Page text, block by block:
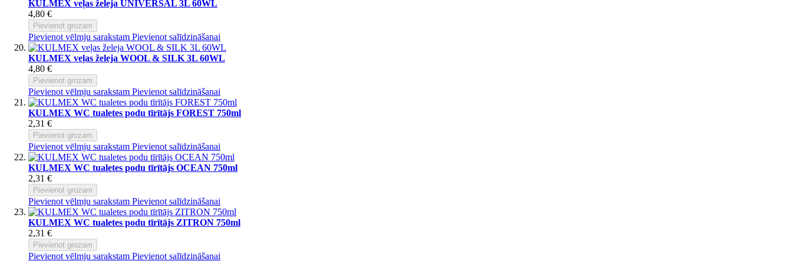
KULMEX veļas želeja UNIVERSAL 3L 60WL
4,80 €
Pievienot grozam
Pievienot vēlmju sarakstam Pievienot salīdzināšanai
KULMEX veļas želeja WOOL & SILK 3L 60WL
4,80 €
Pievienot grozam
Pievienot vēlmju sarakstam Pievienot salīdzināšanai
KULMEX WC tualetes podu tīrītājs FOREST 750ml
2,31 €
Pievienot grozam
Pievienot vēlmju sarakstam Pievienot salīdzināšanai
KULMEX WC tualetes podu tīrītājs OCEAN 750ml
2,31 €
Pievienot grozam
Pievienot vēlmju sarakstam Pievienot salīdzināšanai
KULMEX WC tualetes podu tīrītājs ZITRON 750ml
2,31 €
Pievienot grozam
Pievienot vēlmju sarakstam Pievienot salīdzināšanai